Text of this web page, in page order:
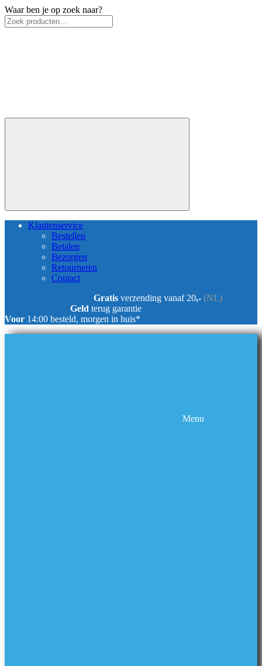
Waar ben je op zoek naar?
Klantenservice
Bestellen
Betalen
Bezorgen
Retourneren
Contact
Gratis verzending vanaf 20,- (NL)
Geld terug garantie
Voor 14:00 besteld, morgen in huis*
Menu